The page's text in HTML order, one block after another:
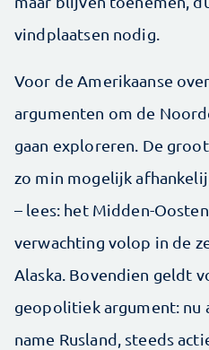
vindplaatsen nodig.
Voor de Amerikaanse
argumenten om de
gaan exploreren. De
zo min mogelijk
– lees: het Midden-
verwachting volop in de
Alaska. Bovendien geldt
geopolitiek argument: nu
name Rusland, steeds